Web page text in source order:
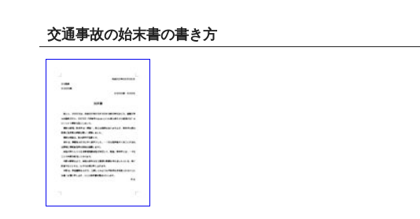
交通事故の始末書の書き方